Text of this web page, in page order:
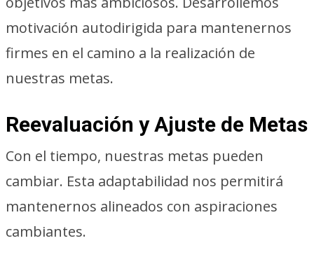
motivación autodirigida para mantenernos
firmes en el camino a la realización de
nuestras metas.
Reevaluación y Ajuste de Metas
Con el tiempo, nuestras metas pueden
cambiar. Esta adaptabilidad nos permitirá
mantenernos alineados con aspiraciones
cambiantes.